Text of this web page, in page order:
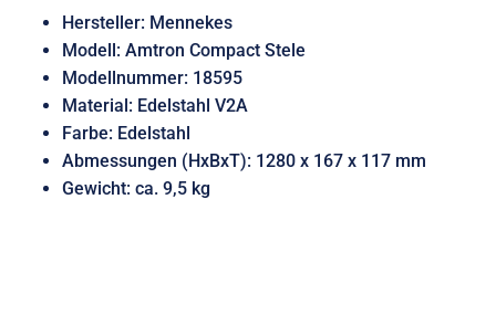
Hersteller: Mennekes
Modell: Amtron Compact Stele
Modellnummer: 18595
Material: Edelstahl V2A
Farbe: Edelstahl
Abmessungen (HxBxT): 1280 x 167 x 117 mm
Gewicht: ca. 9,5 kg